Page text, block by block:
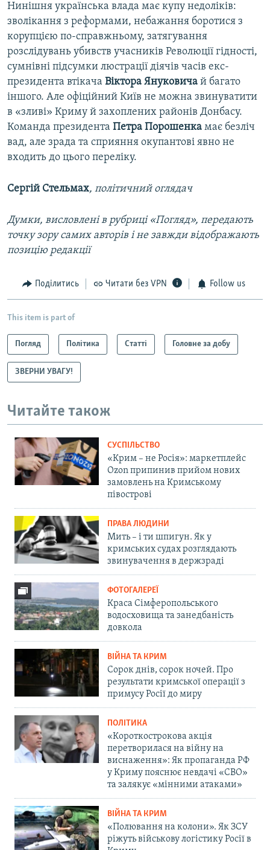
Нинішня українська влада має купу недоліків:
зволікання з реформами, небажання боротися з
корупцією по-справжньому, затягування
розслідувань убивств учасників Революції гідності,
сумнівні підсумки люстрації діячів часів екс-
президента втікача Віктора Януковича й багато
іншого. Але офіційний Київ не можна звинуватити
в «зливі» Криму й захоплених районів Донбасу.
Команда президента Петра Порошенка має безліч
вад, але зрада та сприяння окупантові явно не
входить до цього переліку.
Сергій Стельмах, політичний оглядач
Думки, висловлені в рубриці «Погляд», передають
точку зору самих авторів і не завжди відображають
позицію редакції
Поділитись Читати без VPN Follow us
This item is part of
Погляд Політика Статті Головне за добу
ЗВЕРНИ УВАГУ!
Читайте також
СУСПІЛЬСТВО
«Крим – не Росія»: маркетплейс
Ozon припинив прийом нових
замовлень на Кримському
півострові
ПРАВА ЛЮДИНИ
Мить – і ти шпигун. Як у
кримських судах розглядають
звинувачення в держзраді
ФОТОГАЛЕРЕЇ
Краса Сімферопольського
водосховища та занедбаність
довкола
ВІЙНА ТА КРИМ
Сорок днів, сорок ночей. Про
результати кримської операції з
примусу Росії до миру
ПОЛІТИКА
«Короткострокова акція
перетворилася на війну на
виснаження»: Як пропаганда РФ
у Криму пояснює невдачі «СВО»
та залякує «мінними атаками»
ВІЙНА ТА КРИМ
«Полювання на колони». Як ЗСУ
ріжуть військову логістику Росії в